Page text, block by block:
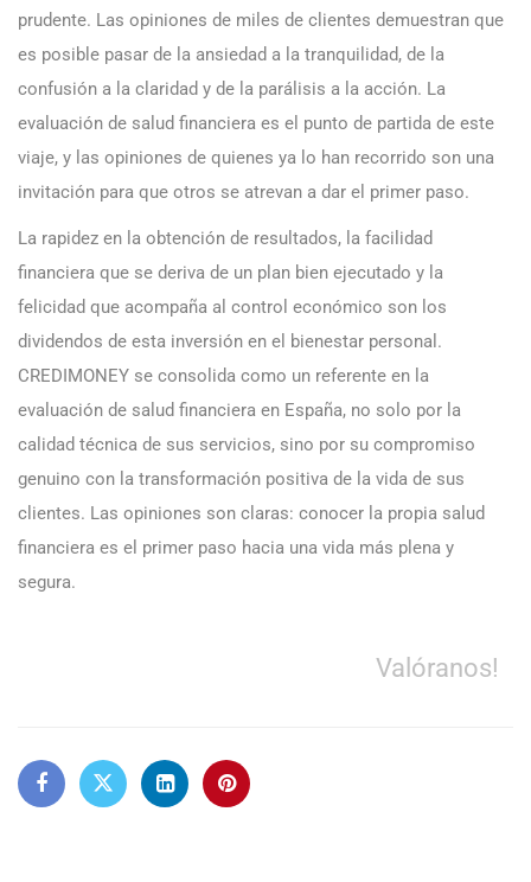
prudente. Las opiniones de miles de clientes demuestran que
es posible pasar de la ansiedad a la tranquilidad, de la
confusión a la claridad y de la parálisis a la acción. La
evaluación de salud financiera es el punto de partida de este
viaje, y las opiniones de quienes ya lo han recorrido son una
invitación para que otros se atrevan a dar el primer paso.
La rapidez en la obtención de resultados, la facilidad
financiera que se deriva de un plan bien ejecutado y la
felicidad que acompaña al control económico son los
dividendos de esta inversión en el bienestar personal.
CREDIMONEY se consolida como un referente en la
evaluación de salud financiera en España, no solo por la
calidad técnica de sus servicios, sino por su compromiso
genuino con la transformación positiva de la vida de sus
clientes. Las opiniones son claras: conocer la propia salud
financiera es el primer paso hacia una vida más plena y
segura.
Valóranos!